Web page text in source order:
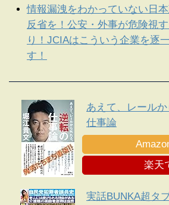
情報漏洩をわかっていない日
反省を！公安・外事が危険視
り！JCIAはこういう企業を逐
す！
あえて、レール
仕事論
楽天
実話BUNKA超タ